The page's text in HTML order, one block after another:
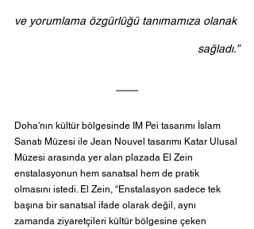
ve yorumlama özgürlüğü tanımamıza olanak
sağladı.”
Doha'nın kültür bölgesinde IM Pei tasarımı İslam
Sanatı Müzesi ile Jean Nouvel tasarımı Katar Ulusal
Müzesi arasında yer alan plazada El Zein
enstalasyonun hem sanatsal hem de pratik
olmasını istedi. El Zein, “Enstalasyon sadece tek
başına bir sanatsal ifade olarak değil, aynı
zamanda ziyaretçileri kültür bölgesine çeken